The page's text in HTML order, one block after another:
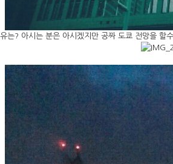
는? 아시는 분은 아시겠지만 공짜 도쿄 전망을 할